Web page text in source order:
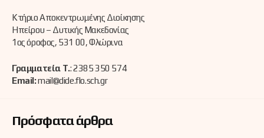
Κτήριο Αποκεντρωμένης Διοίκησης
Ηπείρου – Δυτικής Μακεδονίας
1ος όροφος, 531 00, Φλώρινα
Γραμματεία Τ.: 2385 350 574
Email:mail@dide.flo.sch.gr
Πρόσφατα άρθρα